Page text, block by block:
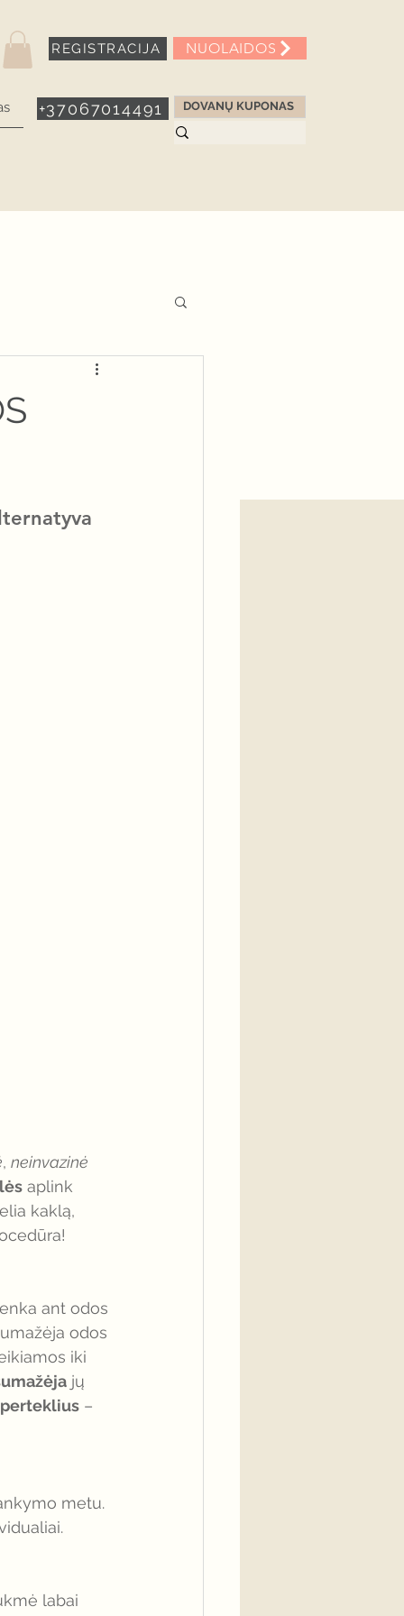
REGISTRACIJA NUOLAIDOS
+37067014491 DOVANŲ KUPONAS
, neinvazinė
aplink
kaklą,
ant odos
odos
iki
jų
–
metu.
labai